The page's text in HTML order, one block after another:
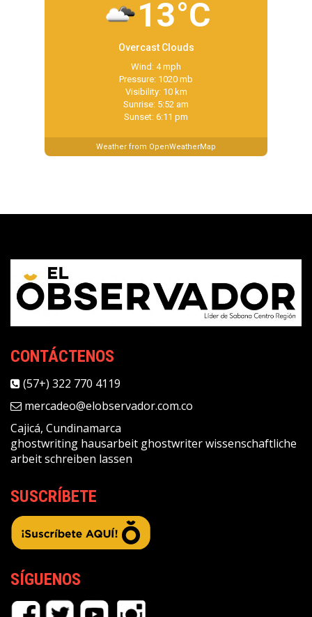
13°C
Overcast Clouds
Wind: 4 mph
Pressure: 1020 mb
Visibility: 10 km
Sunrise: 5:52 am
Sunset: 6:11 pm
Weather from OpenWeatherMap
CONTÁCTENOS
(57+) 322 770 4119
mercadeo@elobservador.com.co
Cajicá, Cundinamarca
ghostwriting hausarbeit ghostwriterwissenschaftliche
arbeit schreiben lassen
SUSCRÍBETE
SÍGUENOS